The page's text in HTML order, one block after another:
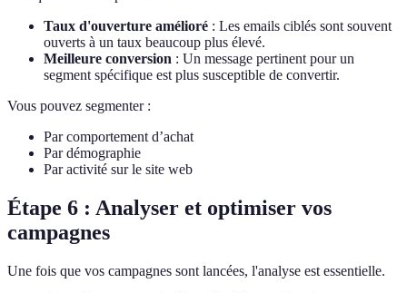
Taux d'ouverture amélioré : Les emails ciblés sont souvent
ouverts à un taux beaucoup plus élevé.
Meilleure conversion : Un message pertinent pour un
segment spécifique est plus susceptible de convertir.
Vous pouvez segmenter :
Par comportement d’achat
Par démographie
Par activité sur le site web
Étape 6 : Analyser et optimiser vos
campagnes
Une fois que vos campagnes sont lancées, l'analyse est essentielle.